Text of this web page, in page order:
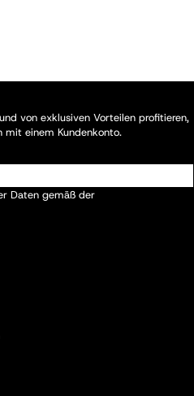
von exklusiven Vorteilen profitieren,
mit einem Kundenkonto.
Daten gemäß der